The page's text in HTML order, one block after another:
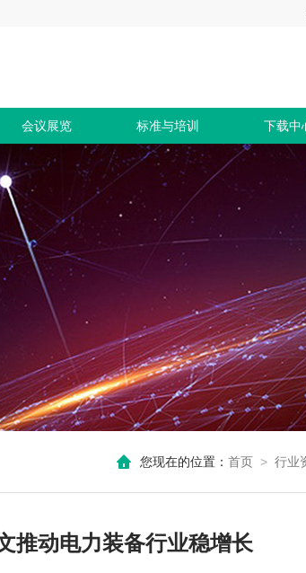
会议展览 标准与培训 下载中
您现在的位置： 首页 > 行业
推动电力装备行业稳增长